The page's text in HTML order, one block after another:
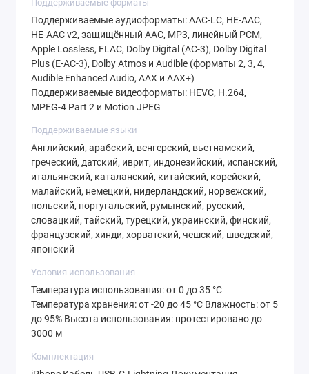
Поддерживаемые форматы
Поддерживаемые аудиоформаты: AAC‑LC, HE‑AAC,
HE‑AAC v2, защищённый AAC, MP3, линейный PCM,
Apple Lossless, FLAC, Dolby Digital (AC‑3), Dolby Digital
Plus (E‑AC‑3), Dolby Atmos и Audible (форматы 2, 3, 4,
Audible Enhanced Audio, AAX и AAX+)
Поддерживаемые видеоформаты: HEVC, H.264,
MPEG‑4 Part 2 и Motion JPEG
Поддерживаемые языки
Английский, арабский, венгерский, вьетнамский,
греческий, датский, иврит, индонезийский, испанский,
итальянский, каталанский, китайский, корейский,
малайский, немецкий, нидерландский, норвежский,
польский, португальский, румынский, русский,
словацкий, тайский, турецкий, украинский, финский,
французский, хинди, хорватский, чешский, шведский,
японский
Условия использования
Температура использования: от 0 до 35 °C
Температура хранения: от -20 до 45 °C Влажность: от 5
до 95% Высота использования: протестировано до
3000 м
Комплектация